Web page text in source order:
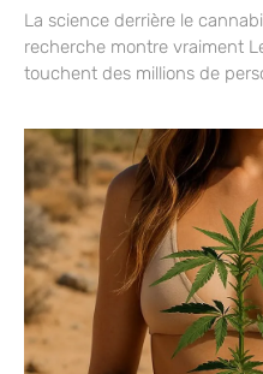
La science derrière le
recherche montre vraiment
touchent des millions de